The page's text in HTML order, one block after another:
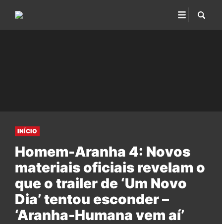
INÍCIO
Homem-Aranha 4: Novos
materiais oficiais revelam o
que o trailer de ‘Um Novo
Dia’ tentou esconder –
‘Aranha-Humana vem aí’